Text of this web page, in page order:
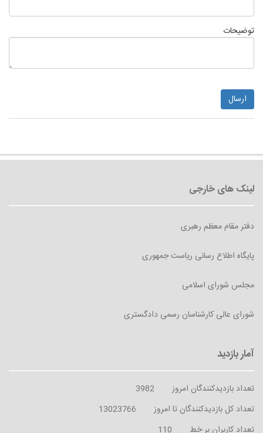
توضیحات
دفتر مقام معظم رهبری
پایگاه اطلاع رسانی ریاست جمهوری
مجلس شورای اسلامی
شورای عالی کارشناسان رسمی دادگستری
تعداد بازدیدکنندگان امروز
3982
تعداد کل بازدیدکنندگان تا امروز
13023766